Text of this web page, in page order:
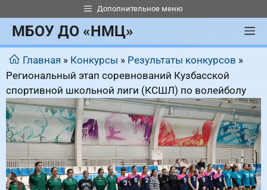
к
содержимому
Дополнительное меню
МБОУ ДО «НМЦ»
Главная » Конкурсы » Результаты конкурсов »
Региональный этап соревнований Кузбасской
спортивной школьной лиги (КСШЛ) по волейболу